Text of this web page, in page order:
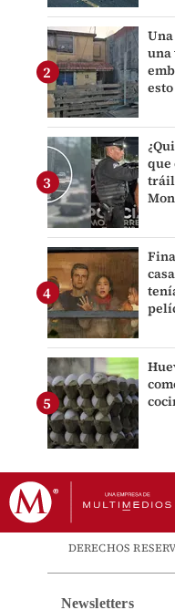
que
DERECHOS
Newsletters